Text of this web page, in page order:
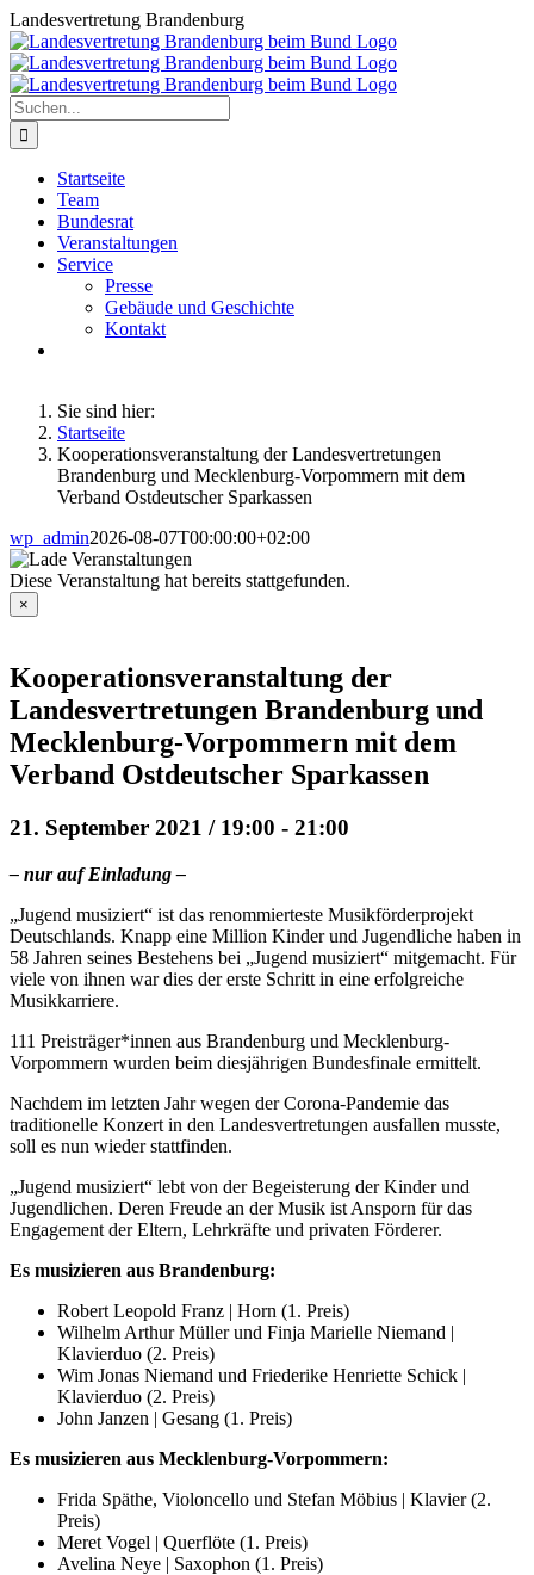
Zum
Inhalt
springen
Landesvertretung Brandenburg
Suche
nach:
Startseite
Team
Bundesrat
Veranstaltungen
Service
Presse
Gebäude und Geschichte
Kontakt
Sie sind hier:
Startseite
Kooperationsveranstaltung der Landesvertretungen
Brandenburg und Mecklenburg-Vorpommern mit dem
Verband Ostdeutscher Sparkassen
wp_admin2026-08-07T00:00:00+02:00
Diese Veranstaltung hat bereits stattgefunden.
×
Kooperationsveranstaltung der
Landesvertretungen Brandenburg und
Mecklenburg-Vorpommern mit dem
Verband Ostdeutscher Sparkassen
21. September 2021 / 19:00 - 21:00
– nur auf Einladung –
„Jugend musiziert“ ist das renommierteste Musikförderprojekt
Deutschlands. Knapp eine Million Kinder und Jugendliche haben in
58 Jahren seines Bestehens bei „Jugend musiziert“ mitgemacht. Für
viele von ihnen war dies der erste Schritt in eine erfolgreiche
Musikkarriere.
111 Preisträger*innen aus Brandenburg und Mecklenburg-
Vorpommern wurden beim diesjährigen Bundesfinale ermittelt.
Nachdem im letzten Jahr wegen der Corona-Pandemie das
traditionelle Konzert in den Landesvertretungen ausfallen musste,
soll es nun wieder stattfinden.
„Jugend musiziert“ lebt von der Begeisterung der Kinder und
Jugendlichen. Deren Freude an der Musik ist Ansporn für das
Engagement der Eltern, Lehrkräfte und privaten Förderer.
Es musizieren aus Brandenburg:
Robert Leopold Franz | Horn (1. Preis)
Wilhelm Arthur Müller und Finja Marielle Niemand |
Klavierduo (2. Preis)
Wim Jonas Niemand und Friederike Henriette Schick |
Klavierduo (2. Preis)
John Janzen | Gesang (1. Preis)
Es musizieren aus Mecklenburg-Vorpommern:
Frida Späthe, Violoncello und Stefan Möbius | Klavier (2.
Preis)
Meret Vogel | Querflöte (1. Preis)
Avelina Neye | Saxophon (1. Preis)